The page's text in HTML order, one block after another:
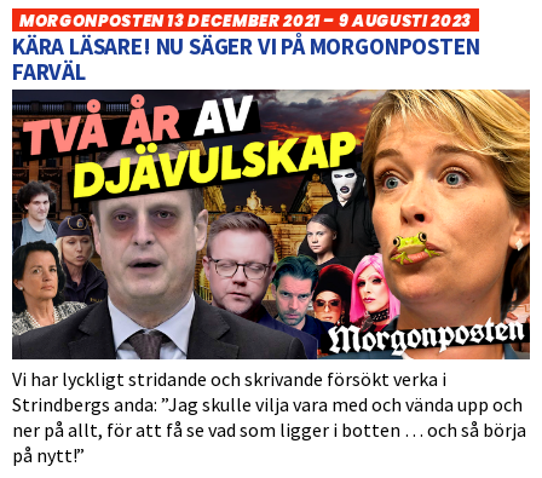
MORGONPOSTEN 13 DECEMBER 2021 – 9 AUGUSTI 2023
KÄRA LÄSARE! NU SÄGER VI PÅ MORGONPOSTEN
FARVÄL
Vi har lyckligt stridande och skrivande försökt verka i
Strindbergs anda: ”Jag skulle vilja vara med och vända upp och
ner på allt, för att få se vad som ligger i botten … och så börja
på nytt!”